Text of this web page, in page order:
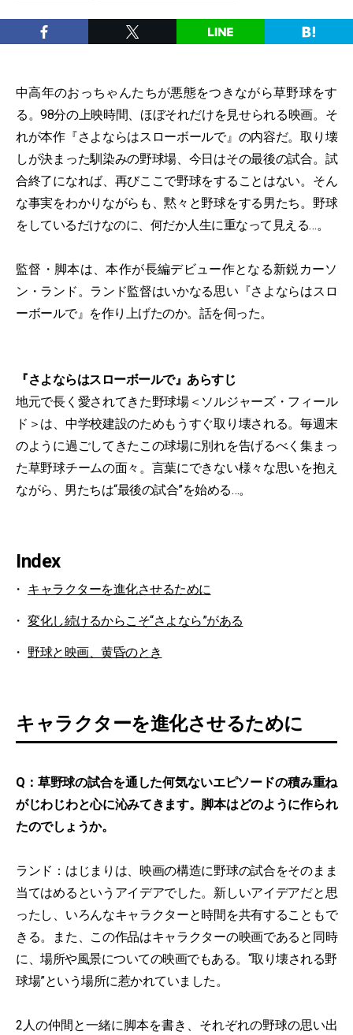
中高年のおっちゃんたちが悪態をつきながら草野球をす
る。98分の上映時間、ほぼそれだけを見せられる映画。そ
れが本作『さよならはスローボールで』の内容だ。取り壊
しが決まった馴染みの野球場、今日はその最後の試合。試
合終了になれば、再びここで野球をすることはない。そん
な事実をわかりながらも、黙々と野球をする男たち。野球
をしているだけなのに、何だか人生に重なって見える…。
監督・脚本は、本作が長編デビュー作となる新鋭カーソ
ン・ランド。ランド監督はいかなる思い『さよならはスロ
ーボールで』を作り上げたのか。話を伺った。
『さよならはスローボールで』あらすじ
地元で長く愛されてきた野球場＜ソルジャーズ・フィール
ド＞は、中学校建設のためもうすぐ取り壊される。毎週末
のように過ごしてきたこの球場に別れを告げるべく集まっ
た草野球チームの面々。言葉にできない様々な思いを抱え
ながら、男たちは“最後の試合”を始める…。
Index
キャラクターを進化させるために
変化し続けるからこそ“さよなら”がある
野球と映画、黄昏のとき
キャラクターを進化させるために
Q：草野球の試合を通した何気ないエピソードの積み重ね
がじわじわと心に沁みてきます。脚本はどのように作られ
たのでしょうか。
ランド：はじまりは、映画の構造に野球の試合をそのまま
当てはめるというアイデアでした。新しいアイデアだと思
ったし、いろんなキャラクターと時間を共有することもで
きる。また、この作品はキャラクターの映画であると同時
に、場所や風景についての映画でもある。“取り壊される野
球場”という場所に惹かれていました。
2人の仲間と一緒に脚本を書き、それぞれの野球の思い出